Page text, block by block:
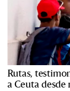
Rutas,
a Ceuta desde